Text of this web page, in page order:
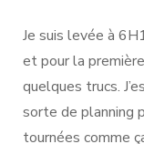
Je suis levée à
et pour la première
quelques trucs.
sorte de planning
tournées comme